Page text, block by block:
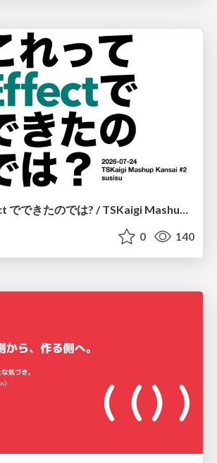
これって Effect でできたのでは? / TSKaigi Mashup Kansai #2
0 140